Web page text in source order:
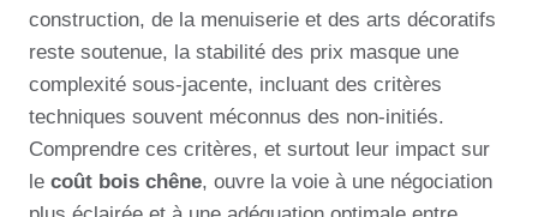
construction, de la menuiserie et des arts décoratifs
reste soutenue, la stabilité des prix masque une
complexité sous-jacente, incluant des critères
techniques souvent méconnus des non-initiés.
Comprendre ces critères, et surtout leur impact sur
le coût bois chêne, ouvre la voie à une négociation